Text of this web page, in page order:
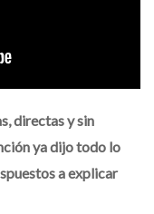
directas y sin
ya dijo todo lo
a explicar